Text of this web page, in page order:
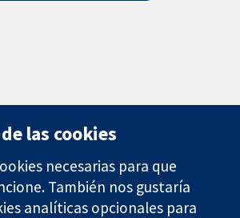
11-13 Cavendish
Square
Contacto
Noticias
las cookies
necesarias para que
También nos gustaría
analíticas opcionales para